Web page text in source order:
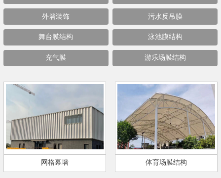
外墙装饰 污水反吊膜
舞台膜结构 泳池膜结构
充气膜 游乐场膜结构
网格幕墙 体育场膜结构